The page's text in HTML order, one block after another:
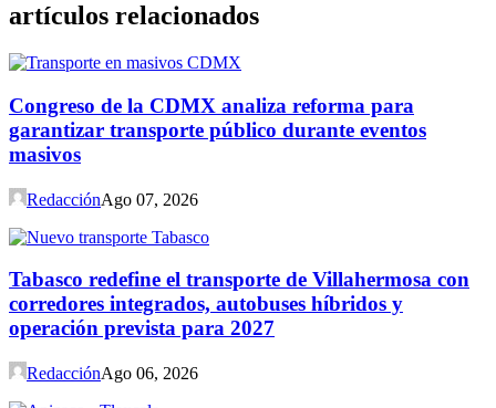
artículos relacionados
Congreso de la CDMX analiza reforma para
garantizar transporte público durante eventos
masivos
RedacciónAgo 07, 2026
Tabasco redefine el transporte de Villahermosa con
corredores integrados, autobuses híbridos y
operación prevista para 2027
RedacciónAgo 06, 2026